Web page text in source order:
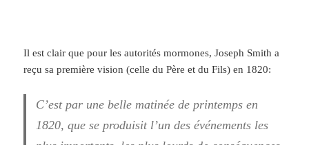
Il est clair que pour les autorités mormones, Joseph Smith a
reçu sa première vision (celle du Père et du Fils) en 1820:
C’est par une belle matinée de printemps en
1820, que se produisit l’un des événements les